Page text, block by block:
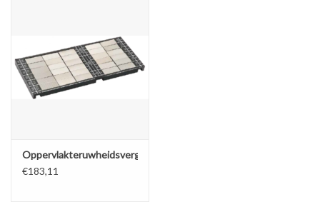
Alles om te Draaien |
Alles om te Zagen |
Schroefdraad snijden |
Oppervlakteruwheidsvergelijkset
€183,11